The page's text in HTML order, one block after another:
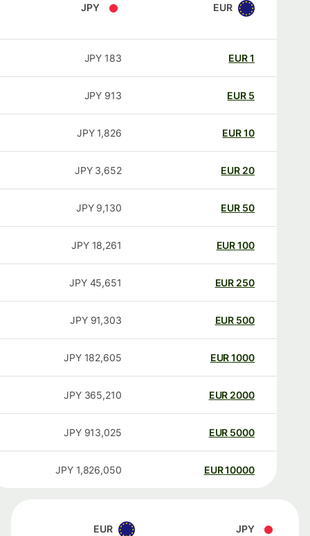
EUR
JPY
EUR
183
JPY
EUR
913
JPY
EUR
1,826
JPY
20
EUR
3,652
JPY
50
EUR
9,130
JPY
100
EUR
18,261
JPY
250
EUR
45,651
JPY
500
EUR
91,303
JPY
1000
EUR
182,605
JPY
2000
EUR
365,210
JPY
5000
EUR
913,025
JPY
10000
EUR
1,826,050
JPY
JPY
EUR